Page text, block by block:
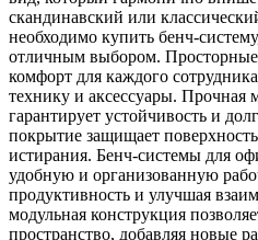
скандинавский или
необходимо купить бенч-
отличным выбором.
комфорт для каждого
технику и аксессуары. Прочная
гарантирует устойчивость и
покрытие защищает
истирания. Бенч-системы для
удобную и организованную
продуктивность и улучшая
модульная конструкция
пространство, добавляя новые